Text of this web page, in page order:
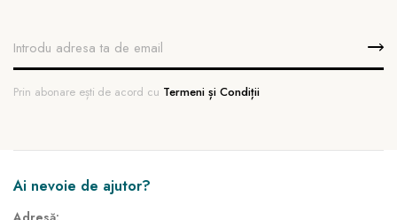
Prin abonare ești de acord cu Termeni și Condiții
Ai nevoie de ajutor?